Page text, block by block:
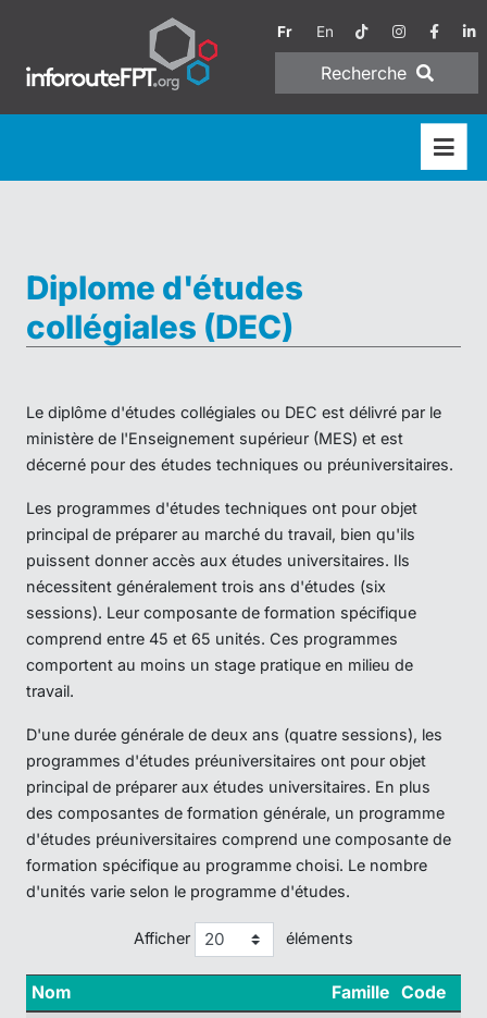
Fr En
Recherche
Diplome d'études
collégiales (DEC)
Le diplôme d'études collégiales ou DEC est délivré par le
ministère de l'Enseignement supérieur (MES) et est
décerné pour des études techniques ou préuniversitaires.
Les programmes d'études techniques ont pour objet
principal de préparer au marché du travail, bien qu'ils
puissent donner accès aux études universitaires. Ils
nécessitent généralement trois ans d'études (six
sessions). Leur composante de formation spécifique
comprend entre 45 et 65 unités. Ces programmes
comportent au moins un stage pratique en milieu de
travail.
D'une durée générale de deux ans (quatre sessions), les
programmes d'études préuniversitaires ont pour objet
principal de préparer aux études universitaires. En plus
des composantes de formation générale, un programme
d'études préuniversitaires comprend une composante de
formation spécifique au programme choisi. Le nombre
d'unités varie selon le programme d'études.
Afficher éléments
Nom Famille Code